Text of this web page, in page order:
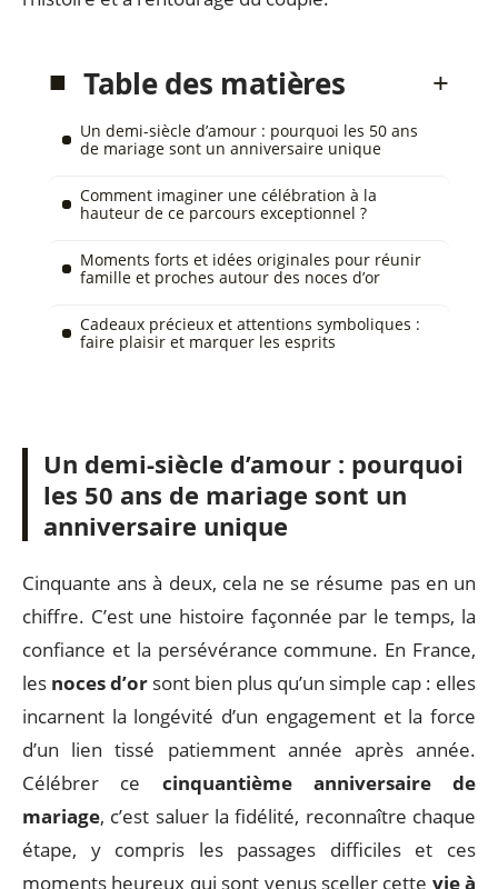
Table des matières
Un demi-siècle d’amour : pourquoi les 50 ans
de mariage sont un anniversaire unique
Comment imaginer une célébration à la
hauteur de ce parcours exceptionnel ?
Moments forts et idées originales pour réunir
famille et proches autour des noces d’or
Cadeaux précieux et attentions symboliques :
faire plaisir et marquer les esprits
Un demi-siècle d’amour : pourquoi
les 50 ans de mariage sont un
anniversaire unique
Cinquante ans à deux, cela ne se résume pas en un
chiffre. C’est une histoire façonnée par le temps, la
confiance et la persévérance commune. En France,
les noces d’or sont bien plus qu’un simple cap : elles
incarnent la longévité d’un engagement et la force
d’un lien tissé patiemment année après année.
Célébrer ce cinquantième anniversaire de
mariage, c’est saluer la fidélité, reconnaître chaque
étape, y compris les passages difficiles et ces
moments heureux qui sont venus sceller cette vie à